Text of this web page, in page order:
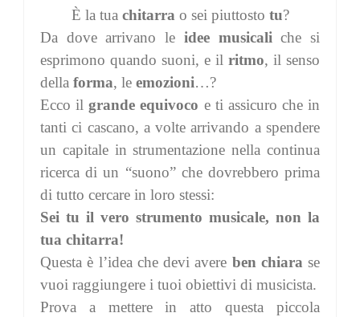
È la tua chitarra o sei piuttosto tu?
Da dove arrivano le idee musicali che si
esprimono quando suoni, e il ritmo, il senso
della forma, le emozioni…?
Ecco ilgrande equivoco e ti assicuro che in
tanti ci cascano, a volte arrivando a spendere
un capitale in strumentazione nella continua
ricerca di un “suono” che dovrebbero prima
di tutto cercare in loro stessi:
Sei tu il vero strumento musicale, non la
tua chitarra!
Questa è l’idea che devi avere ben chiara se
vuoi raggiungere i tuoi obiettivi di musicista.
Prova a mettere in atto questa piccola